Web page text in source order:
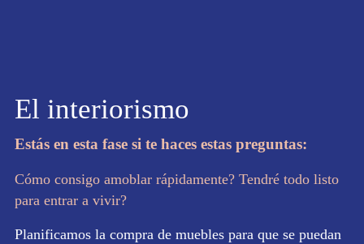
El interiorismo
Estás en esta fase si te haces estas preguntas:
Cómo consigo amoblar rápidamente? Tendré todo listo
para entrar a vivir?
Planificamos la compra de muebles para que se puedan